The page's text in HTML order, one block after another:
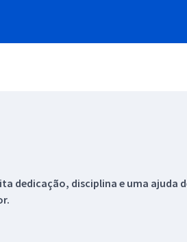
dedicação, disciplina e uma ajuda